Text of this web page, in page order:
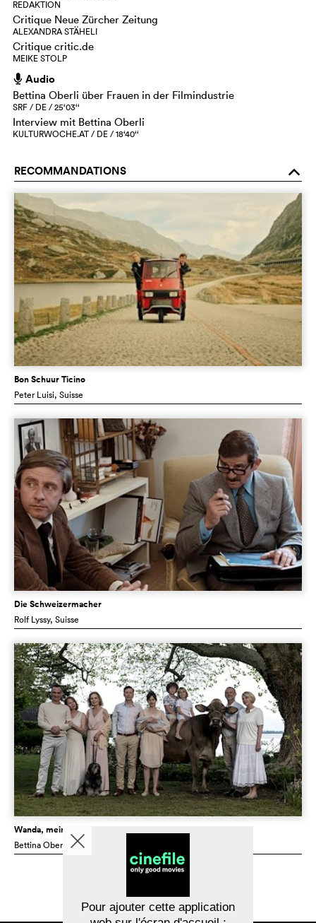
REDAKTION
Critique Neue Zürcher Zeitung
ALEXANDRA STÄHELI
Critique critic.de
MEIKE STOLP
h Audio
Bettina Oberli über Frauen in der Filmindustrie
SRF / DE / 25‘03‘‘
Interview mit Bettina Oberli
KULTURWOCHE.AT / DE / 18‘40‘‘
RECOMMANDATIONS o
Bon Schuur Ticino
Peter Luisi, Suisse
Die Schweizermacher
Rolf Lyssy, Suisse
Wanda, mein Wunder
Bettina Oberli , Suisse
Pour ajouter cette application